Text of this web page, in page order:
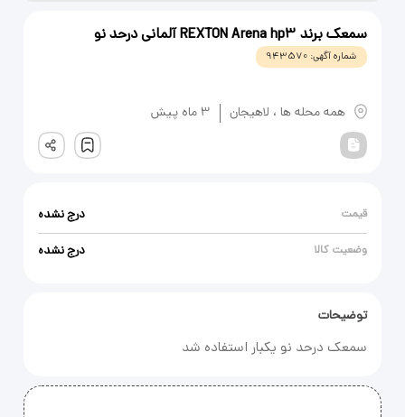
سمعک برند REXTON Arena hp3 آلمانی درحد نو
شماره آگهی: 943570
همه محله ها ، لاهیجان 3 ماه پیش
یادداشت
ثبت
قیمت درج نشده
وضعیت کالا درج نشده
توضیحات
سمعک درحد نو یکبار استفاده شد